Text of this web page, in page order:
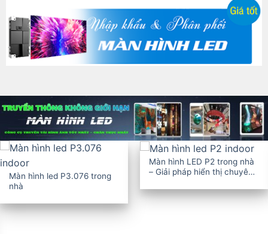
Màn hình led P3.076 trong
nhà
Màn hình LED P2 trong nhà
– Giải pháp hiển thị chuyên